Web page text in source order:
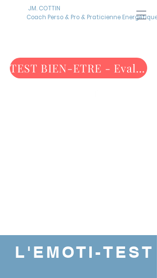
Coach Perso & Pro & Praticienne Energétique
JM. COTTIN
TEST BIEN-ETRE - Evaluez-vous maintenant !
L'EMOTI-TEST